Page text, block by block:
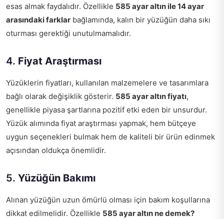
esas almak faydalıdır. Özellikle 585 ayar altın ile 14 ayar
arasındaki farklar bağlamında, kalın bir yüzüğün daha sıkı
oturması gerektiği unutulmamalıdır.
4. Fiyat Araştırması
Yüzüklerin fiyatları, kullanılan malzemelere ve tasarımlara
bağlı olarak değişiklik gösterir. 585 ayar altın fiyatı,
genellikle piyasa şartlarına pozitif etki eden bir unsurdur.
Yüzük alımında fiyat araştırması yapmak, hem bütçeye
uygun seçenekleri bulmak hem de kaliteli bir ürün edinmek
açısından oldukça önemlidir.
5. Yüzüğün Bakımı
Alınan yüzüğün uzun ömürlü olması için bakım koşullarına
dikkat edilmelidir. Özellikle 585 ayar altın ne demek?